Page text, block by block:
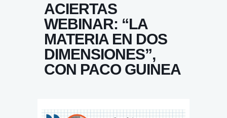
ACIERTAS
WEBINAR: “LA
MATERIA EN DOS
DIMENSIONES”,
CON PACO GUINEA